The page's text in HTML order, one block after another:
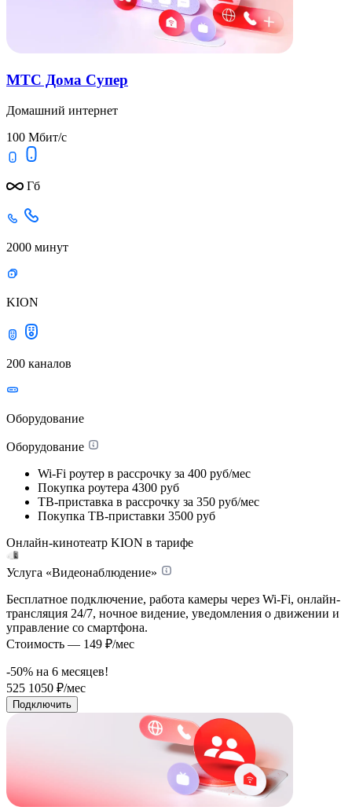
МТС Дома Супер
Домашний интернет
100 Мбит/с
Гб
2000 минут
KION
200 каналов
Оборудование
Оборудование
Wi-Fi роутер в рассрочку за 400 руб/мес
Покупка роутера 4300 руб
ТВ-приставка в рассрочку за 350 руб/мес
Покупка ТВ-приставки 3500 руб
Онлайн-кинотеатр KION в тарифе
Услуга «Видеонаблюдение»
Бесплатное подключение, работа камеры через Wi-Fi, онлайн-
трансляция 24/7, ночное видение, уведомления о движении и
управление со смартфона.
Стоимость — 149 ₽/мес
-50% на 6 месяцев!
525 1050 ₽/мес
Подключить